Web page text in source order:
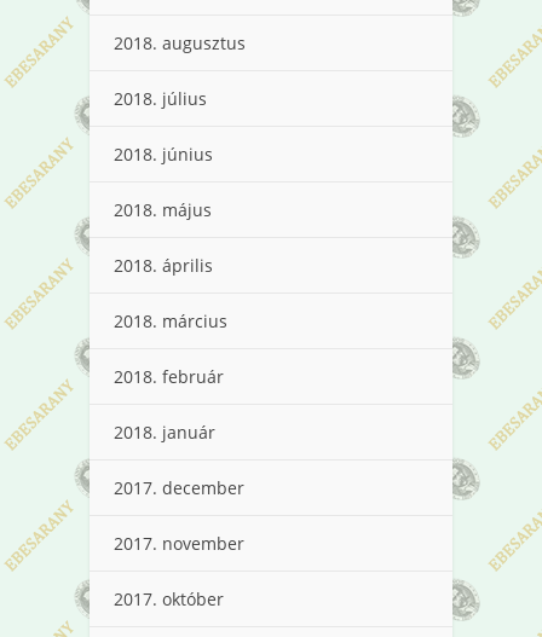
2018. augusztus
2018. július
2018. június
2018. május
2018. április
2018. március
2018. február
2018. január
2017. december
2017. november
2017. október